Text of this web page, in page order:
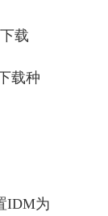
载
载种
IDM为